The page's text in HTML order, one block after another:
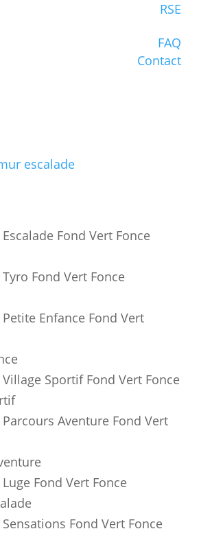
RSE
FAQ
Contact